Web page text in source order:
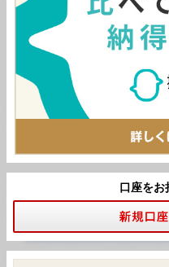
口座をお